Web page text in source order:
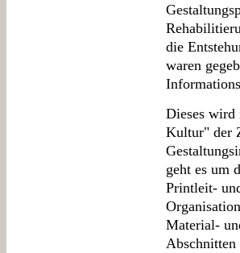
die
waren
Dieses wird
Kultur" der
geht es um
Printleit-
Material-
Abschnitten